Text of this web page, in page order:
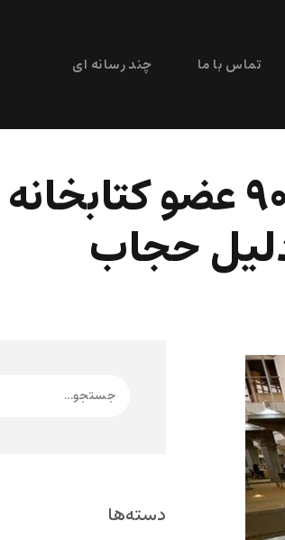
تماس با ما چند رسانه ای
مقاومت مدنی علیه تبعیض: نامه ۹۰۰
حجاب
دسته‌ها